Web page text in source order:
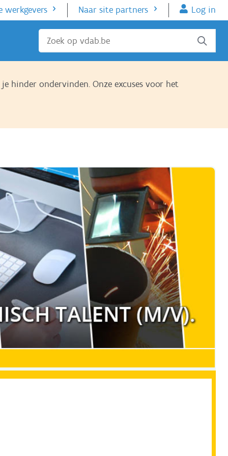
werkgevers Naar site partners Log in
Sluiten
hinder ondervinden. Onze excuses voor het